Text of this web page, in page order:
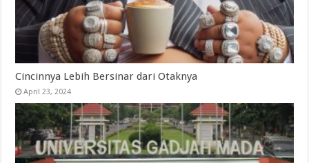
Cincinnya Lebih Bersinar dari Otaknya
April 23, 2024